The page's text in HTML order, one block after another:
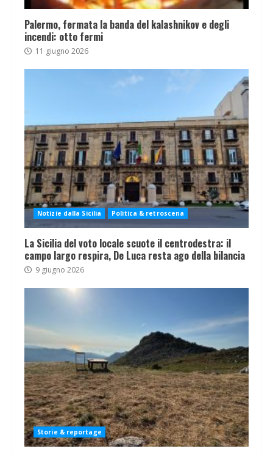
Palermo, fermata la banda del kalashnikov e degli
incendi: otto fermi
11 giugno 2026
Notizie dalla Sicilia Politica & retroscena
La Sicilia del voto locale scuote il centrodestra: il
campo largo respira, De Luca resta ago della bilancia
9 giugno 2026
Storie & reportage